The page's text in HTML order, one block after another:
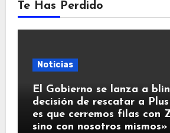
Te Has Perdido
Noticias
El Gobierno se lanza a
decisión de rescatar a
es que cerremos filas con
sino con nosotros mismos»